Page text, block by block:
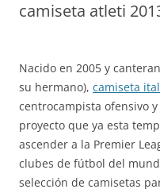
camiseta atleti
Nacido en 2005 y
su hermano), camiseta
centrocampista ofensivo
proyecto que ya esta
ascender a la Premier
clubes de fútbol del
selección de camisetas